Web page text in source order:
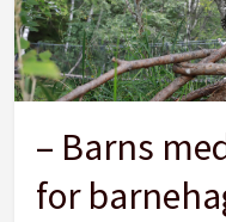
– Barns
for